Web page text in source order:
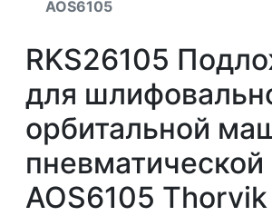
AOS6105
RKS26105
для
орбитальной
пневматической
AOS6105 Thorvik